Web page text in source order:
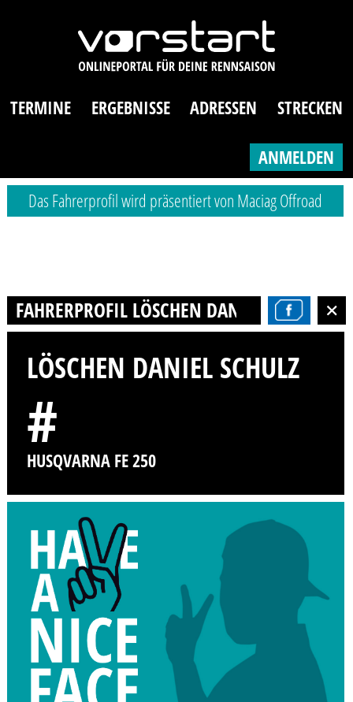
TERMINE ERGEBNISSE ADRESSEN STRECKEN
ANMELDEN
Das Fahrerprofil wird präsentiert von Maciag Offroad
FAHRERPROFIL LÖSCHEN DANIEL SCHULZ
LÖSCHEN DANIEL SCHULZ
#
HUSQVARNA FE 250